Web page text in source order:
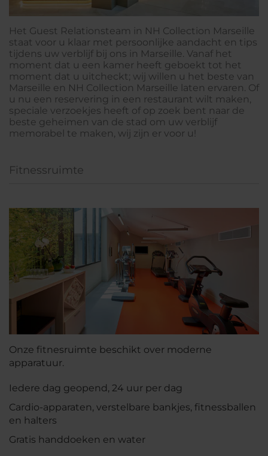
Het Guest Relationsteam in NH Collection Marseille
staat voor u klaar met persoonlijke aandacht en tips
tijdens uw verblijf bij ons in Marseille. Vanaf het
moment dat u een kamer heeft geboekt tot het
moment dat u uitcheckt; wij willen u het beste van
Marseille en NH Collection Marseille laten ervaren. Of
u nu een reservering in een restaurant wilt maken,
speciale verzoekjes heeft of op zoek bent naar de
beste geheimen van de stad om uw verblijf
memorabel te maken, wij zijn er voor u!
Fitnessruimte
Onze fitnesruimte beschikt over moderne
apparatuur.
Iedere dag geopend, 24 uur per dag
Cardio-apparaten, verstelbare bankjes, fitnessballen
en halters
Gratis handdoeken en water